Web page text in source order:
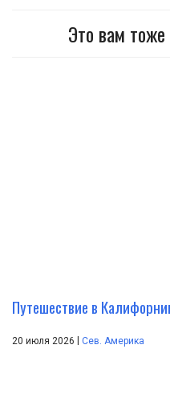
Это вам
Путешествие в
20 июля 2026 | Сев. Америка